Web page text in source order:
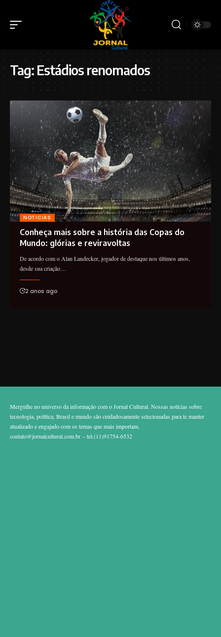
Tag: Estádios renomados
NOTICIAS
Conheça mais sobre a história das Copas do
Mundo: glórias e reviravoltas
De acordo com o Alan Landecker, jogador de destaque nos últimos anos,
desde sua criação…
2 anos ago
Mergulhe no universo da informação com o Jornal Cultural. Nossas notícias sobre
tecnologia, política, Brasil e mundo são cuidadosamente selecionadas para te manter
atualizado e engajado com os temas que mais importam.
contato@jornalcultural.com.br – tel.(11)91754-6532